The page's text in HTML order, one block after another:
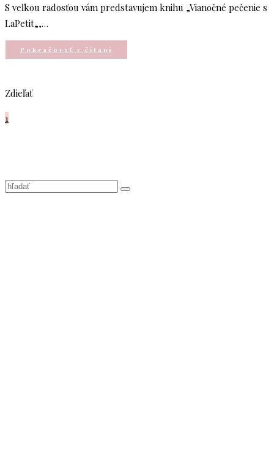
S veľkou radosťou vám predstavujem knihu „Vianočné pečenie s
LaPetit„,…
Pokračovať v čítaní
Zdieľať
1